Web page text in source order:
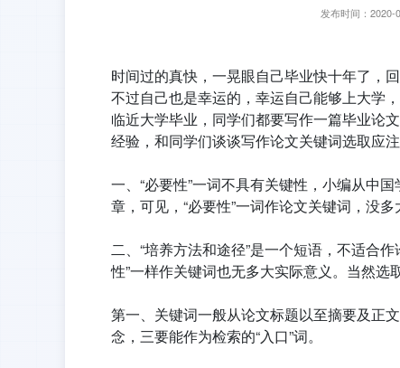
发布时间：
时间过的真快，一晃眼自己毕业快十年了，
不过自己也是幸运的，幸运自己能够上大学
临近大学毕业，同学们都要写作一篇毕业论
经验，和同学们谈谈写作论文关键词选取应
一、“必要性”一词不具有关键性，小编从中
章，可见，“必要性”一词作论文关键词，没多
二、“培养方法和途径”是一个短语，不适合
性”一样作关键词也无多大实际意义。当然选
第一、关键词一般从论文标题以至摘要及正
念，三要能作为检索的“入口”词。